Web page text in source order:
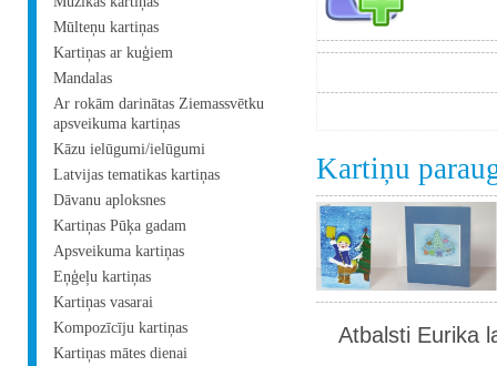
Mūlteņu kartiņas
Kartiņas ar kuģiem
Mandalas
Ar rokām darinātas Ziemassvētku
apsveikuma kartiņas
Kāzu ielūgumi/ielūgumi
Latvijas tematikas kartiņas
Dāvanu aploksnes
Kartiņas Pūķa gadam
Apsveikuma kartiņas
Eņģeļu kartiņas
Kartiņas vasarai
Kompozīcīju kartiņas
Kartiņas mātes dienai
Kartiņu
Atbalsti Eurika